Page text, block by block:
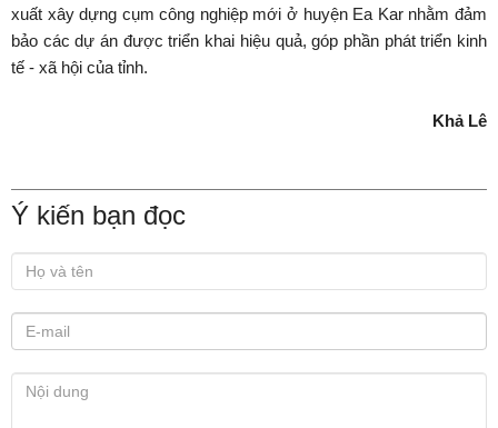
xuất xây dựng cụm công nghiệp mới ở huyện Ea Kar nhằm đảm
bảo các dự án được triển khai hiệu quả, góp phần phát triển kinh
tế - xã hội của tỉnh.
Khả Lê
Ý kiến bạn đọc